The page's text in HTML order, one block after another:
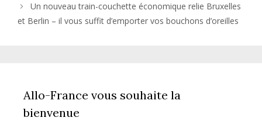
Un nouveau train-couchette économique relie Bruxelles
et Berlin – il vous suffit d’emporter vos bouchons d’oreilles
Allo-France vous souhaite la
bienvenue